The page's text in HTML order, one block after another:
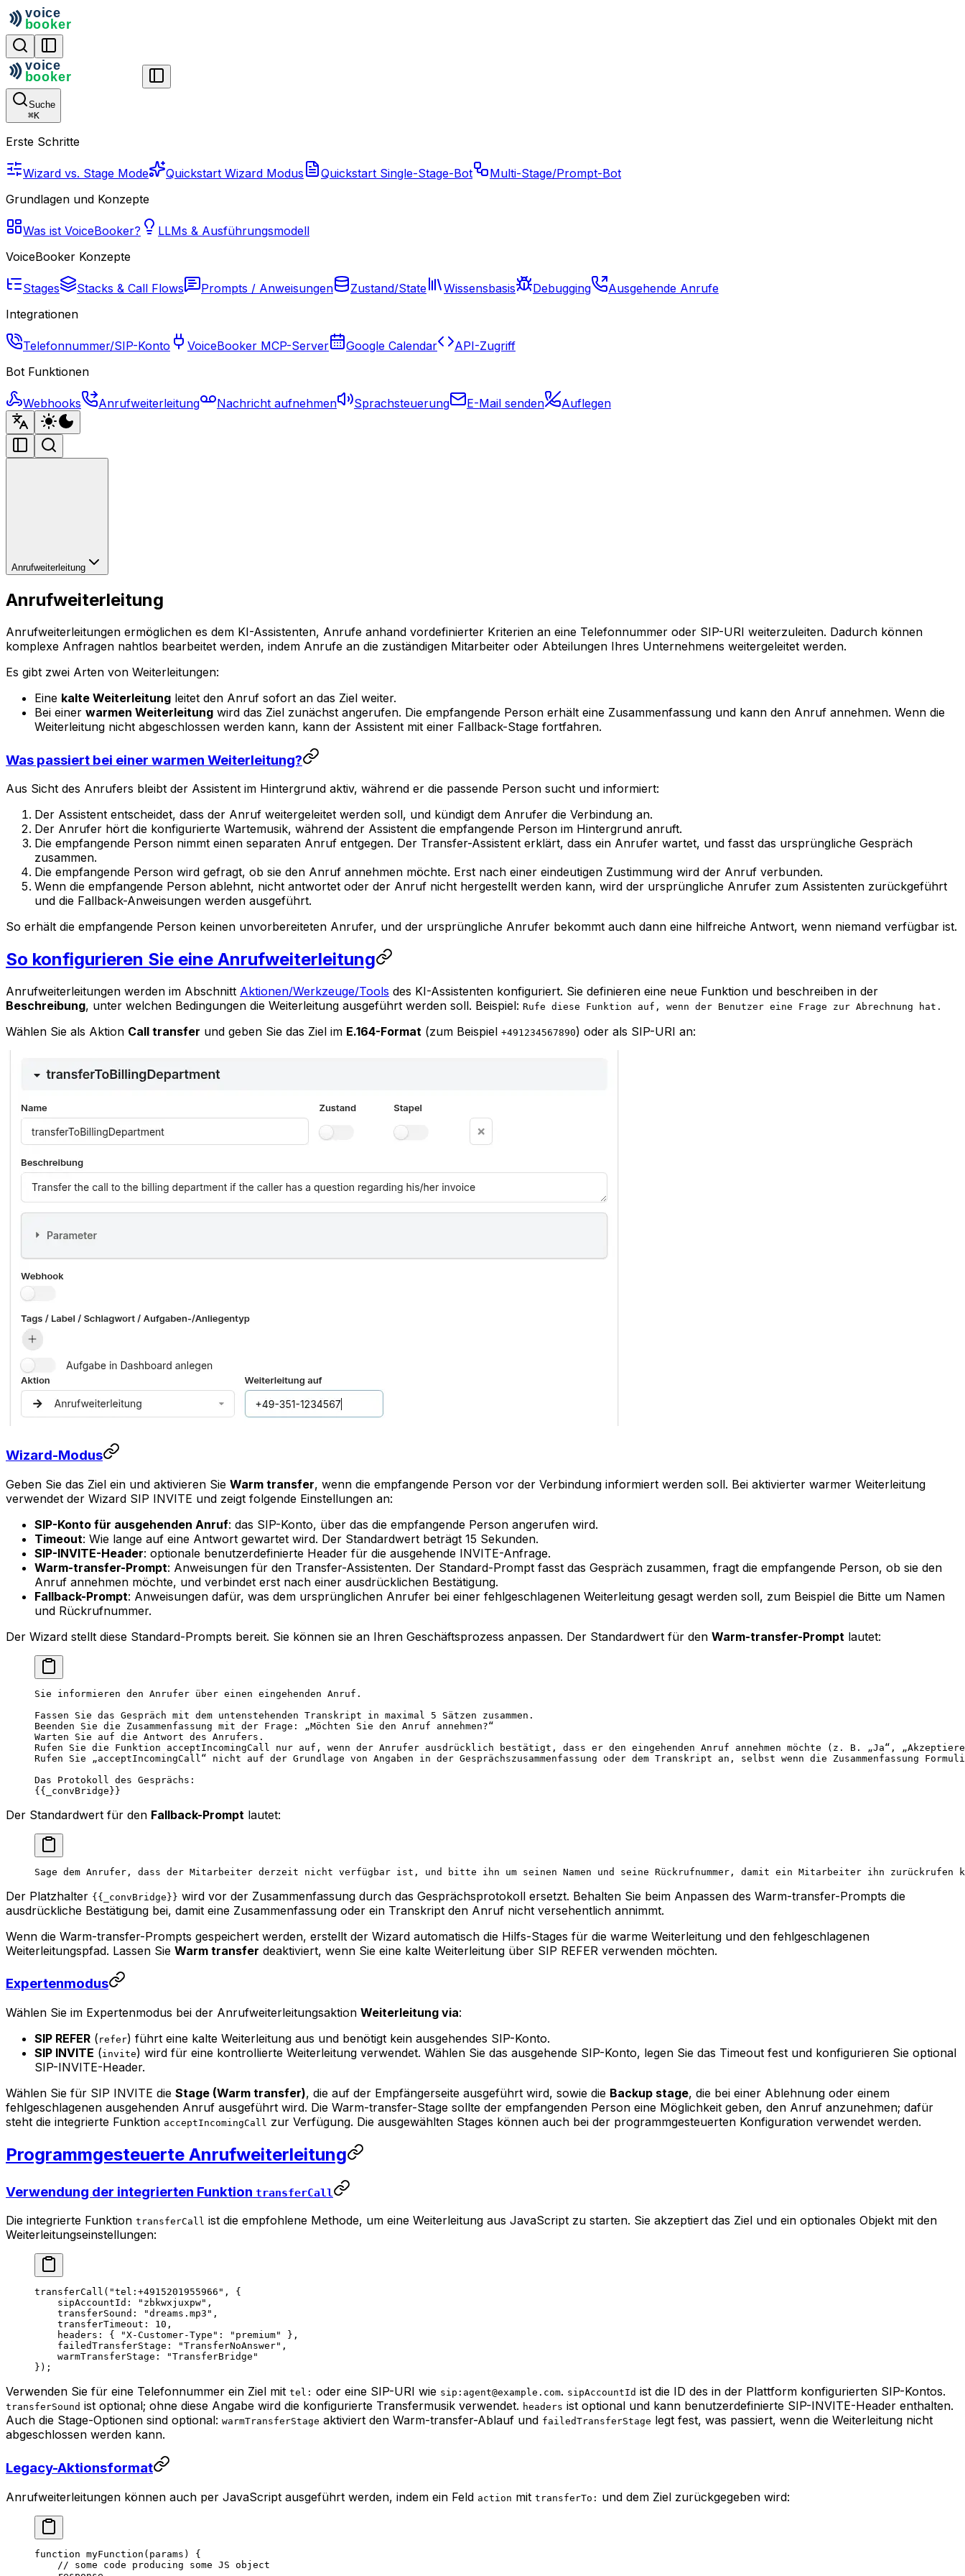
Suche
⌘K
Erste Schritte
Wizard vs. Stage Mode Quickstart Wizard Modus Quickstart Single-Stage-Bot
Multi-Stage/Prompt-Bot
Grundlagen und Konzepte
Was ist VoiceBooker?
LLMs & Ausführungsmodell
VoiceBooker Konzepte
Stages Stacks & Call Flows Prompts / Anweisungen Zustand/State Wissensbasis Debugging
Ausgehende Anrufe
Integrationen
Telefonnummer/SIP-Konto VoiceBooker MCP-Server Google Calendar
API-Zugriff
Bot Funktionen
Webhooks Anrufweiterleitung Nachricht aufnehmen Sprachsteuerung E-Mail senden Auflegen
Anrufweiterleitung
Anrufweiterleitung
Anrufweiterleitungen ermöglichen es dem KI-Assistenten, Anrufe anhand vordefinierter Kriterien an eine Telefonnummer oder SIP-URI weiterzuleiten. Dadurch können
komplexe Anfragen nahtlos bearbeitet werden, indem Anrufe an die zuständigen Mitarbeiter oder Abteilungen Ihres Unternehmens weitergeleitet werden.
Es gibt zwei Arten von Weiterleitungen:
Eine kalte Weiterleitung leitet den Anruf sofort an das Ziel weiter.
Bei einer warmen Weiterleitung wird das Ziel zunächst angerufen. Die empfangende Person erhält eine Zusammenfassung und kann den Anruf annehmen. Wenn die
Weiterleitung nicht abgeschlossen werden kann, kann der Assistent mit einer Fallback-Stage fortfahren.
Was passiert bei einer warmen Weiterleitung?
Aus Sicht des Anrufers bleibt der Assistent im Hintergrund aktiv, während er die passende Person sucht und informiert:
Der Assistent entscheidet, dass der Anruf weitergeleitet werden soll, und kündigt dem Anrufer die Verbindung an.
Der Anrufer hört die konfigurierte Wartemusik, während der Assistent die empfangende Person im Hintergrund anruft.
Die empfangende Person nimmt einen separaten Anruf entgegen. Der Transfer-Assistent erklärt, dass ein Anrufer wartet, und fasst das ursprüngliche Gespräch
zusammen.
Die empfangende Person wird gefragt, ob sie den Anruf annehmen möchte. Erst nach einer eindeutigen Zustimmung wird der Anruf verbunden.
Wenn die empfangende Person ablehnt, nicht antwortet oder der Anruf nicht hergestellt werden kann, wird der ursprüngliche Anrufer zum Assistenten zurückgeführt
und die Fallback-Anweisungen werden ausgeführt.
So erhält die empfangende Person keinen unvorbereiteten Anrufer, und der ursprüngliche Anrufer bekommt auch dann eine hilfreiche Antwort, wenn niemand verfügbar ist.
So konfigurieren Sie eine Anrufweiterleitung
Anrufweiterleitungen werden im Abschnitt Aktionen/Werkzeuge/Tools des KI-Assistenten konfiguriert. Sie definieren eine neue Funktion und beschreiben in der
Beschreibung, unter welchen Bedingungen die Weiterleitung ausgeführt werden soll. Beispiel: Rufe diese Funktion auf, wenn der Benutzer eine Frage zur Abrechnung hat.
Wählen Sie als Aktion Call transfer und geben Sie das Ziel im E.164-Format (zum Beispiel +491234567890) oder als SIP-URI an:
Wizard-Modus
Geben Sie das Ziel ein und aktivieren Sie Warm transfer, wenn die empfangende Person vor der Verbindung informiert werden soll. Bei aktivierter warmer Weiterleitung
verwendet der Wizard SIP INVITE und zeigt folgende Einstellungen an:
SIP-Konto für ausgehenden Anruf: das SIP-Konto, über das die empfangende Person angerufen wird.
Timeout: Wie lange auf eine Antwort gewartet wird. Der Standardwert beträgt 15 Sekunden.
SIP-INVITE-Header: optionale benutzerdefinierte Header für die ausgehende INVITE-Anfrage.
Warm-transfer-Prompt: Anweisungen für den Transfer-Assistenten. Der Standard-Prompt fasst das Gespräch zusammen, fragt die empfangende Person, ob sie den
Anruf annehmen möchte, und verbindet erst nach einer ausdrücklichen Bestätigung.
Fallback-Prompt: Anweisungen dafür, was dem ursprünglichen Anrufer bei einer fehlgeschlagenen Weiterleitung gesagt werden soll, zum Beispiel die Bitte um Namen
und Rückrufnummer.
Der Wizard stellt diese Standard-Prompts bereit. Sie können sie an Ihren Geschäftsprozess anpassen. Der Standardwert für den Warm-transfer-Prompt lautet:
Sie informieren den Anrufer über einen eingehenden Anruf.
Fassen Sie das Gespräch mit dem untenstehenden Transkript in maximal 5 Sätzen zusammen.
Beenden Sie die Zusammenfassung mit der Frage: „Möchten Sie den Anruf annehmen?“
Warten Sie auf die Antwort des Anrufers.
Rufen Sie die Funktion acceptIncomingCall nur auf, wenn der Anrufer ausdrücklich bestätigt, dass er den eingehenden Anruf annehmen möchte (z. B. „Ja“,
Rufen Sie „acceptIncomingCall“ nicht auf der Grundlage von Angaben in der Gesprächszusammenfassung oder dem Transkript an, selbst wenn die
Das Protokoll des Gesprächs:
{{_convBridge}}
Der Standardwert für den Fallback-Prompt lautet:
Sage dem Anrufer, dass der Mitarbeiter derzeit nicht verfügbar ist, und bitte ihn um seinen Namen und seine Rückrufnummer, damit ein Mitarbeiter ihn zurückrufen
Der Platzhalter {{_convBridge}} wird vor der Zusammenfassung durch das Gesprächsprotokoll ersetzt. Behalten Sie beim Anpassen des Warm-transfer-Prompts die
ausdrückliche Bestätigung bei, damit eine Zusammenfassung oder ein Transkript den Anruf nicht versehentlich annimmt.
Wenn die Warm-transfer-Prompts gespeichert werden, erstellt der Wizard automatisch die Hilfs-Stages für die warme Weiterleitung und den fehlgeschlagenen
Weiterleitungspfad. Lassen Sie Warm transfer deaktiviert, wenn Sie eine kalte Weiterleitung über SIP REFER verwenden möchten.
Expertenmodus
Wählen Sie im Expertenmodus bei der Anrufweiterleitungsaktion Weiterleitung via:
SIP REFER ( refer) führt eine kalte Weiterleitung aus und benötigt kein ausgehendes SIP-Konto.
SIP INVITE (invite) wird für eine kontrollierte Weiterleitung verwendet. Wählen Sie das ausgehende SIP-Konto, legen Sie das Timeout fest und konfigurieren Sie optional
SIP-INVITE-Header.
Wählen Sie für SIP INVITE die Stage (Warm transfer), die auf der Empfängerseite ausgeführt wird, sowie die Backup stage, die bei einer Ablehnung oder einem
fehlgeschlagenen ausgehenden Anruf ausgeführt wird. Die Warm-transfer-Stage sollte der empfangenden Person eine Möglichkeit geben, den Anruf anzunehmen; dafür
steht die integrierte Funktion acceptIncomingCall zur Verfügung. Die ausgewählten Stages können auch bei der programmgesteuerten Konfiguration verwendet werden.
Programmgesteuerte Anrufweiterleitung
Verwendung der integrierten Funktion transferCall
Die integrierte Funktion transferCall ist die empfohlene Methode, um eine Weiterleitung aus JavaScript zu starten. Sie akzeptiert das Ziel und ein optionales Objekt mit den
Weiterleitungseinstellungen:
transferCall ( "tel:+4915201955966" , {
    sipAccountId:
"zbkwxjuxpw" ,
    transferSound:
"dreams.mp3" ,
    transferTimeout:
10 ,
    headers: {
"X-Customer-Type" : "premium"
},
    failedTransferStage:
"TransferNoAnswer" ,
    warmTransferStage:
"TransferBridge"
});
Verwenden Sie für eine Telefonnummer ein Ziel mit tel: oder eine SIP-URI wie sip:agent@example.com. sipAccountId ist die ID des in der Plattform konfigurierten SIP-Kontos.
transferSound ist optional; ohne diese Angabe wird die konfigurierte Transfermusik verwendet. headers ist optional und kann benutzerdefinierte SIP-INVITE-Header enthalten.
Auch die Stage-Optionen sind optional: warmTransferStage aktiviert den Warm-transfer-Ablauf und failedTransferStage legt fest, was passiert, wenn die Weiterleitung nicht
abgeschlossen werden kann.
Legacy-Aktionsformat
Anrufweiterleitungen können auch per JavaScript ausgeführt werden, indem ein Feld action mit transferTo: und dem Ziel zurückgegeben wird:
function myFunction ( params ) {
    // some code producing some JS object